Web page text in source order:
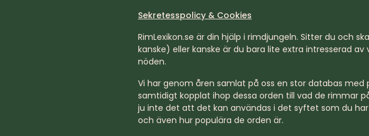
Sekretesspolicy & Cookies
RimLexikon.se är din hjälp i rimdjungeln. Sitter du och
kanske) eller kanske är du bara lite extra intresserad
nöden.
Vi har genom åren samlat på oss en stor databas
samtidigt kopplat ihop dessa orden till vad de rimmar
ju inte det att det kan användas i det syftet som du
och även hur populära de orden är.